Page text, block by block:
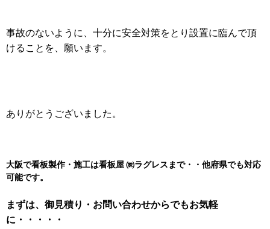
事故のないように、十分に安全対策をとり設置に臨んで頂
けることを、願います。
ありがとうございました。
大阪で看板製作・施工は看板屋 ㈱ラグレスまで・・他府県でも対応
可能です。
まずは、御見積り・お問い合わせからでもお気軽
に・・・・・